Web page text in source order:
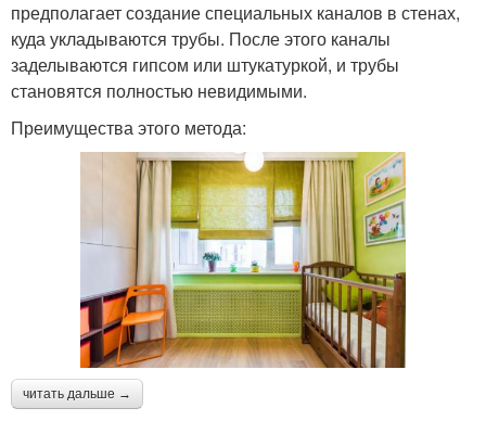
предполагает создание специальных каналов в стенах,
куда укладываются трубы. После этого каналы
заделываются гипсом или штукатуркой, и трубы
становятся полностью невидимыми.
Преимущества этого метода:
читать дальше →